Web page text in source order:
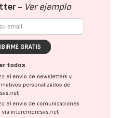
- Ver ejemplo
GRATIS
todos
el envío de newsletters y
personalizados de
el envío de comunicaciones
vía interempresas.net